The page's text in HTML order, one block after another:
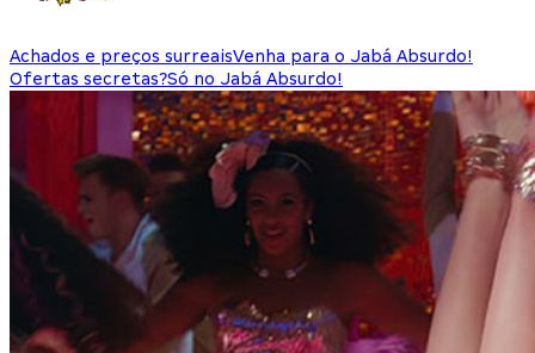
Achados e preços surreaisVenha para o Jabá Absurdo!
Ofertas secretas?Só no Jabá Absurdo!